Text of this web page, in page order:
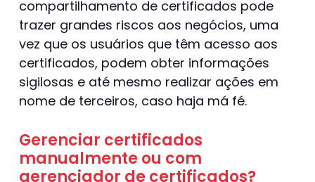
compartilhamento de certificados pode
trazer grandes riscos aos negócios, uma
vez que os usuários que têm acesso aos
certificados, podem obter informações
sigilosas e até mesmo realizar ações em
nome de terceiros, caso haja má fé.
Gerenciar certificados
manualmente ou com
gerenciador de certificados?